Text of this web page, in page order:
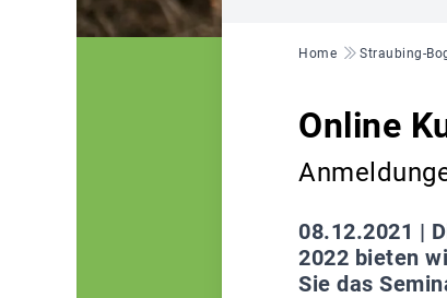
Pfadnavigation
Home Straubing-
Online
08.12.2021 |
2022 bieten
Sie das